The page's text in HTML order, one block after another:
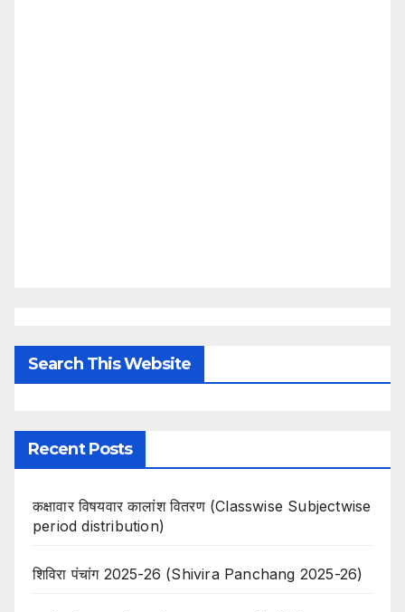
Search This Website
Recent Posts
कक्षावार विषयवार कालांश वितरण (Classwise Subjectwise
period distribution)
शिविरा पंचांग 2025-26 (Shivira Panchang 2025-26)